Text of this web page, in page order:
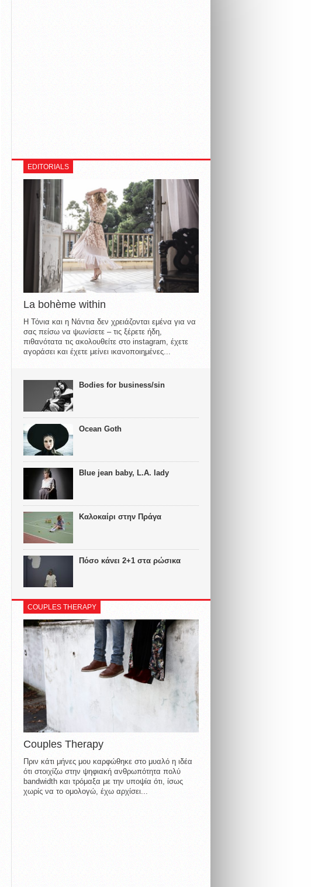
EDITORIALS
La bohème within
Η Τόνια και η Νάντια δεν χρειάζονται εμένα για να
σας πείσω να ψωνίσετε – τις ξέρετε ήδη,
πιθανότατα τις ακολουθείτε στο instagram, έχετε
αγοράσει και έχετε μείνει ικανοποιημένες...
Bodies for business/sin
Ocean Goth
Blue jean baby, L.A. lady
Καλοκαίρι στην Πράγα
Πόσο κάνει 2+1 στα ρώσικα
COUPLES THERAPY
Couples Therapy
Πριν κάτι μήνες μου καρφώθηκε στο μυαλό η ιδέα
ότι στοιχίζω στην ψηφιακή ανθρωπότητα πολύ
bandwidth και τρόμαξα με την υποψία ότι, ίσως
χωρίς να το ομολογώ, έχω αρχίσει...